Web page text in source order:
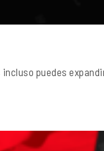
puedes